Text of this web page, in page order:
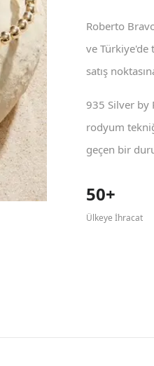
Roberto
ve Türkiye'de
satış
935 Silver by
rodyum
geçen bir
50+
Ülkeye İhracat